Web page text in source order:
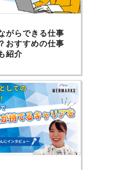
がらできる仕事
おすすめの仕事
紹介